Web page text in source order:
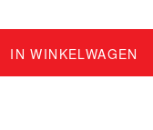
IN WINKELWAGEN